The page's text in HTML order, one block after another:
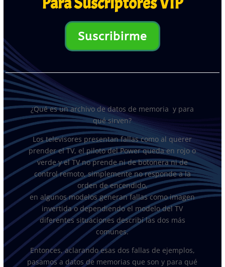
Suscribirme
¿Qué es un archivo de datos de memoria y para
qué sirven?
Los televisores presentan fallas como al querer
prender el TV, el piloto del Power queda en rojo o
verde y el TV no prende ni de botonera ni de
control remoto, simplemente no responde a la
orden de encendido,
en algunos modelos generan fallas como imagen
invertida o dependiendo el modelo del TV
diferentes situaciones describí las dos más
comunes.
Entonces, aclarando esas dos fallas de ejemplos,
pasamos a datos de memorias que son y para qué